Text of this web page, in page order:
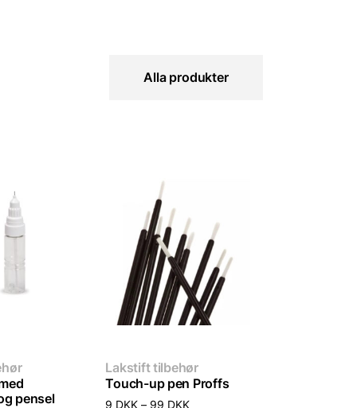
Alla produkter
pensel
Lakstift tilbehør
Touch-up pen Proffs
9 DKK – 99 DKKPrisinterval: